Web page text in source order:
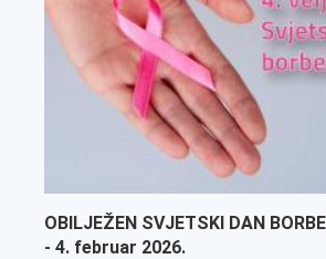
OBILJEŽEN SVJETSKI DAN
- 4. februar 2026.